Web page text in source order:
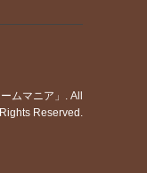
ムマニア」 . All
Rights Reserved.